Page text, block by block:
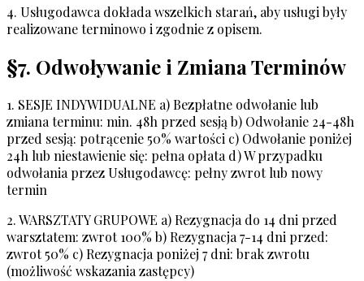
4. Usługodawca dokłada wszelkich starań, aby usługi były
realizowane terminowo i zgodnie z opisem.
§7. Odwoływanie i Zmiana Terminów
1. SESJE INDYWIDUALNE a) Bezpłatne odwołanie lub
zmiana terminu: min. 48h przed sesją b) Odwołanie 24-48h
przed sesją: potrącenie 50% wartości c) Odwołanie poniżej
24h lub niestawienie się: pełna opłata d) W przypadku
odwołania przez Usługodawcę: pełny zwrot lub nowy
termin
2. WARSZTATY GRUPOWE a) Rezygnacja do 14 dni przed
warsztatem: zwrot 100% b) Rezygnacja 7-14 dni przed:
zwrot 50% c) Rezygnacja poniżej 7 dni: brak zwrotu
(możliwość wskazania zastępcy)